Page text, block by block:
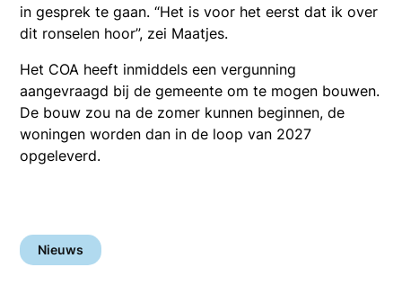
in gesprek te gaan. “Het is voor het eerst dat ik over
dit ronselen hoor”, zei Maatjes.
Het COA heeft inmiddels een vergunning
aangevraagd bij de gemeente om te mogen bouwen.
De bouw zou na de zomer kunnen beginnen, de
woningen worden dan in de loop van 2027
opgeleverd.
Nieuws